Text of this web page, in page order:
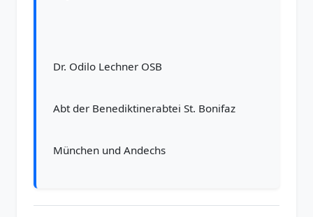
Dr. Odilo Lechner OSB
Abt der Benediktinerabtei St. Bonifaz
München und Andechs